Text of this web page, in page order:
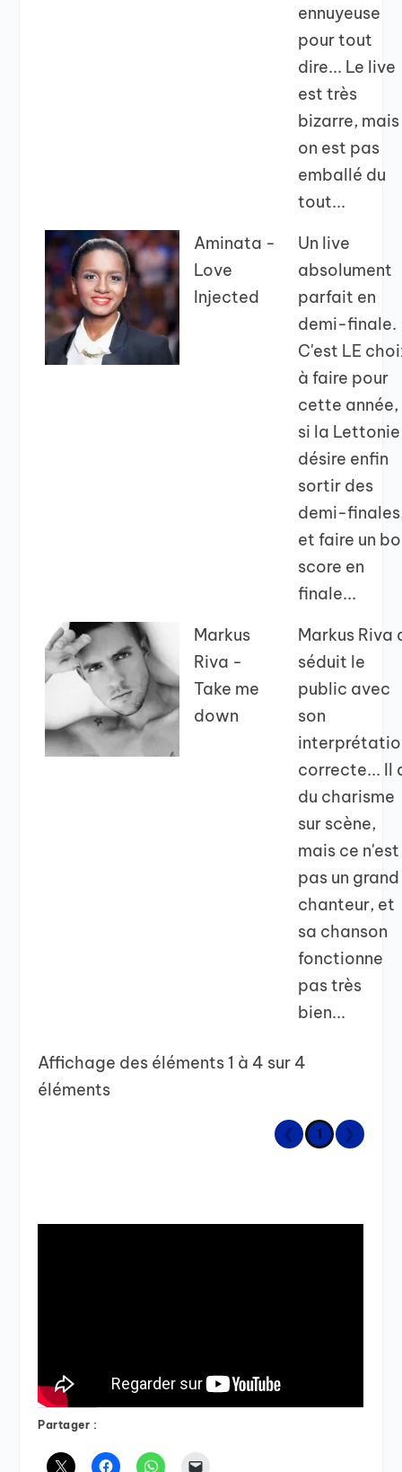
ennuyeuse
pour tout
dire... Le live
est très
bizarre, mais
on est pas
emballé du
tout...
Aminata -
Love
Injected
Un live
absolument
parfait en
demi-finale.
C'est LE
à faire pour
cette année,
si la Lettonie
désire enfin
sortir des
demi-
et faire un
score en
finale...
Markus
Riva -
Take me
down
Markus Riva
séduit le
public avec
son
correcte... Il
du charisme
sur scène,
mais ce n'est
pas un grand
chanteur, et
sa chanson
fonctionne
pas très
bien...
Affichage des éléments 1 à 4 sur 4
éléments
❮ 1 ❯
Partager :